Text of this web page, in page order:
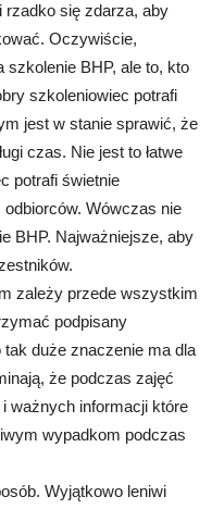
rzadko się zdarza, aby
Oczywiście,
szkolenie BHP, ale to, kto
szkoleniowiec potrafi
jest w stanie sprawić, że
czas. Nie jest to łatwe
potrafi świetnie
Wówczas nie
BHP. Najważniejsze, aby
zależy przede wszystkim
podpisany
duże znaczenie ma dla
że podczas zajęć
ważnych informacji które
wypadkom podczas
Wyjątkowo leniwi